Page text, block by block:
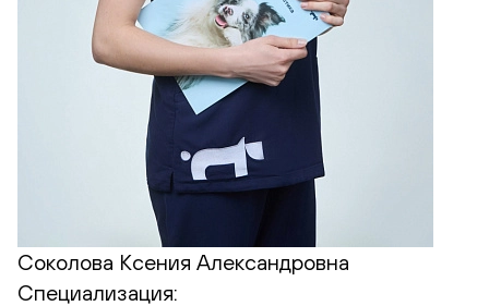
Соколова Ксения Александровна
Специализация: